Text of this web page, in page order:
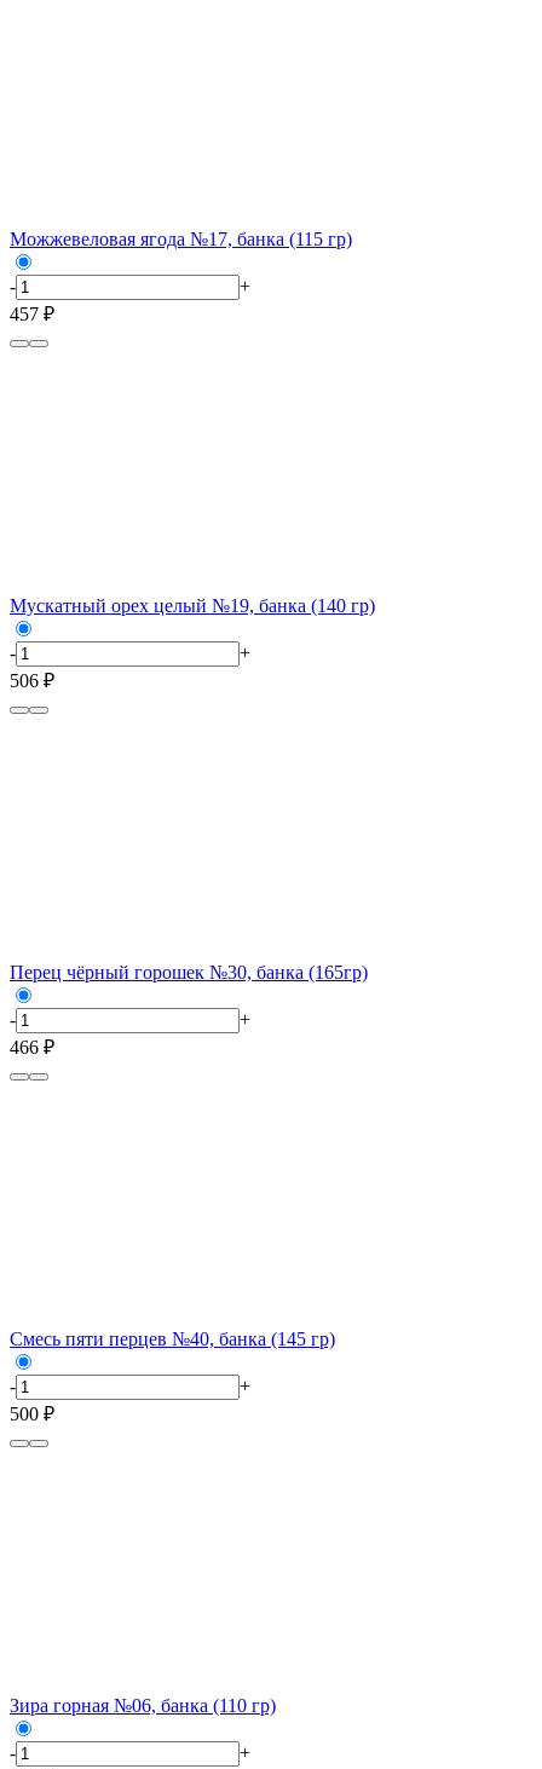
Можжевеловая ягода №17, банка (115 гр)
-
+
457 ₽
Мускатный орех целый №19, банка (140 гр)
-
+
506 ₽
Перец чёрный горошек №30, банка (165гр)
-
+
466 ₽
Смесь пяти перцев №40, банка (145 гр)
-
+
500 ₽
Зира горная №06, банка (110 гр)
-
+